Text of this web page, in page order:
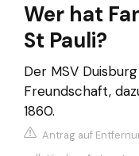
Wer hat
St Pauli?
Der MSV
Freundschaft,
1860.
Antrag auf